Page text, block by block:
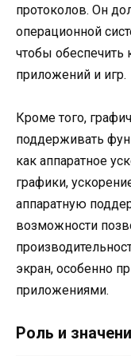
протоколов. Он
операционной
чтобы обеспечить
приложений и игр.
Кроме того,
поддерживать
как аппаратное
графики,
аппаратную
возможности
экран, особенно
приложениями.
Роль и